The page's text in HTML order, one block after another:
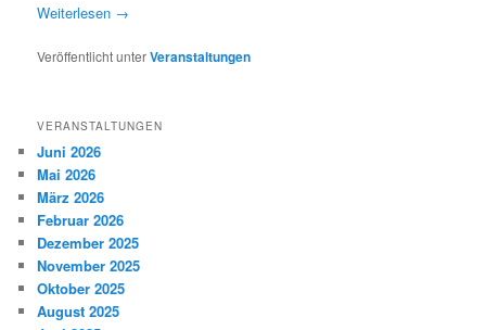
Weiterlesen →
Veröffentlicht unterVeranstaltungen
VERANSTALTUNGEN
Juni 2026
Mai 2026
März 2026
Februar 2026
Dezember 2025
November 2025
Oktober 2025
August 2025